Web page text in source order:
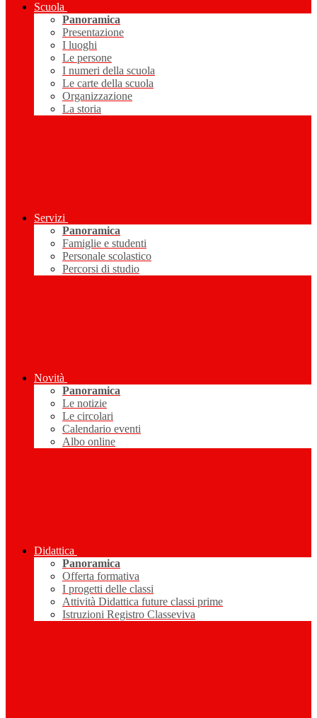
Scuola
Panoramica
Presentazione
I luoghi
Le persone
I numeri della scuola
Le carte della scuola
Organizzazione
La storia
Servizi
Panoramica
Famiglie e studenti
Personale scolastico
Percorsi di studio
Novità
Panoramica
Le notizie
Le circolari
Calendario eventi
Albo online
Didattica
Panoramica
Offerta formativa
I progetti delle classi
Attività Didattica future classi prime
Istruzioni Registro Classeviva